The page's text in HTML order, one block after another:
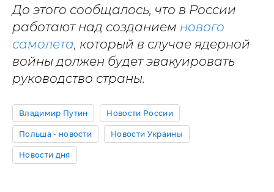
До этого сообщалось, что в России
работают над созданием нового
самолета, который в случае ядерной
войны должен будет эвакуировать
руководство страны.
Владимир Путин Новости России
Польша - новости Новости Украины
Новости дня